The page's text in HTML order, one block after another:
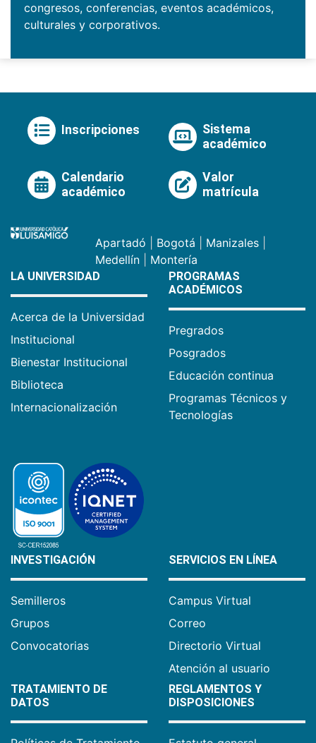
congresos, conferencias, eventos académicos,
culturales y corporativos.
Inscripciones
Sistema
académico
Calendario
académico
Valor
matrícula
Apartadó Bogotá Manizales
Medellín
Montería
LA UNIVERSIDAD
Acerca de la Universidad
Institucional
Bienestar Institucional
Biblioteca
Internacionalización
PROGRAMAS
ACADÉMICOS
Pregrados
Posgrados
Educación continua
Programas Técnicos y
Tecnologías
INVESTIGACIÓN
Semilleros
Grupos
Convocatorias
SERVICIOS EN LÍNEA
Campus Virtual
Correo
Directorio Virtual
Atención al usuario
TRATAMIENTO DE
DATOS
REGLAMENTOS Y
DISPOSICIONES